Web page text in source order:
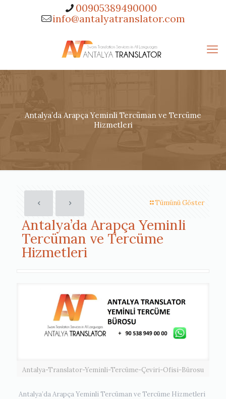
00905389490000
info@antalyatranslator.com
Antalya’da Arapça Yeminli Tercüman ve Tercüme
Hizmetleri
Tümünü Göster
Antalya’da Arapça Yeminli
Tercüman ve Tercüme
Hizmetleri
Antalya-Translator-Yeminli-Tercüme-Çeviri-Ofisi-Bürosu
Antalya’da Arapça Yeminli Tercüman ve Tercüme Hizmetleri